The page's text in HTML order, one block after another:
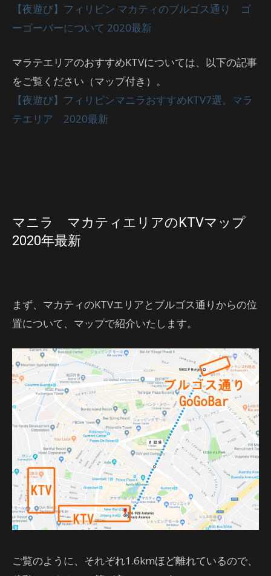
【夜遊び】フィリピン マカティのブルゴス通り ゴ
ーゴーバーについて 2020最新
マラテエリアのおすすめKTVについては、以下の記事
をご覧ください（マップ付き）。
【夜遊び】フィリピンマニラおすすめKTV7選。マラ
テエリア 2020最新
マニラ マカティエリアのKTVマップ
2020年最新
まず、マカティのKTVエリアとブルゴス通りからの位
置について、マップで紹介いたします。
ご覧のように、それぞれ1.6kmほど離れているので、